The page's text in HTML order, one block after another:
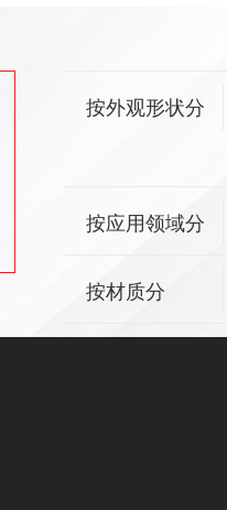
按外观形状分
按应用领域分
按材质分